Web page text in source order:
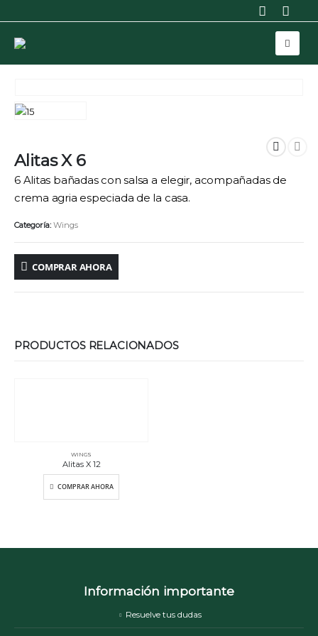
Alitas X 6
6 Alitas bañadas con salsa a elegir, acompañadas de
crema agria especiada de la casa.
Categoría: Wings
COMPRAR AHORA
PRODUCTOS RELACIONADOS
WINGS
Alitas X 12
COMPRAR AHORA
Información importante
Resuelve tus dudas